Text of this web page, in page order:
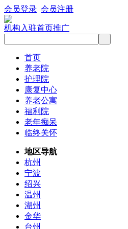
会员登录 会员注册
机构入驻首页推广
首页
养老院
护理院
康复中心
养老公寓
福利院
老年痴呆
临终关怀
地区导航
杭州
宁波
绍兴
温州
湖州
金华
台州